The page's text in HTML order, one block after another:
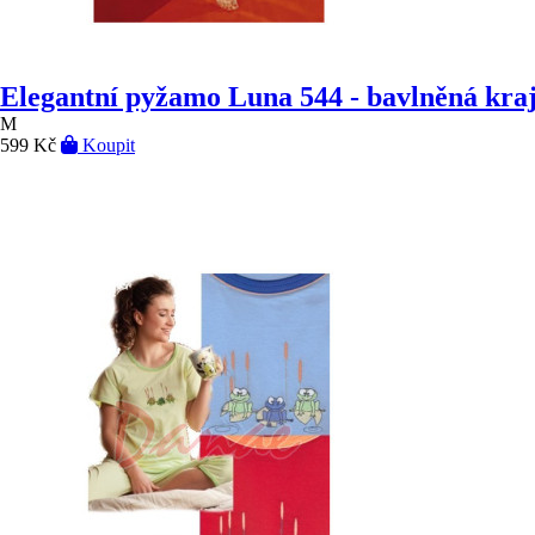
Elegantní pyžamo Luna 544 - bavlněná
M
599 Kč
Koupit